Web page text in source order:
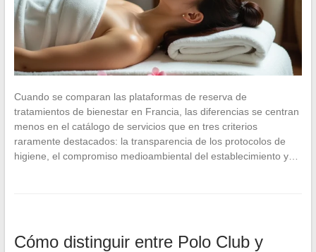
Cuando se comparan las plataformas de reserva de
tratamientos de bienestar en Francia, las diferencias se centran
menos en el catálogo de servicios que en tres criterios
raramente destacados: la transparencia de los protocolos de
higiene, el compromiso medioambiental del establecimiento y…
Cómo distinguir entre Polo Club y